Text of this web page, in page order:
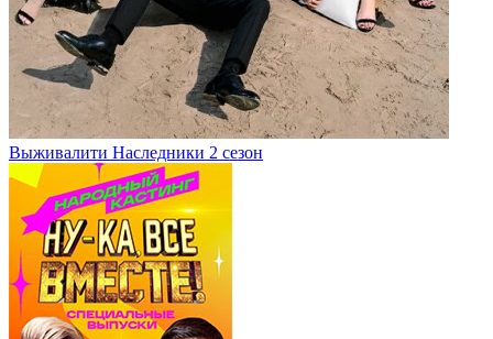
Выживалити Наследники 2 сезон